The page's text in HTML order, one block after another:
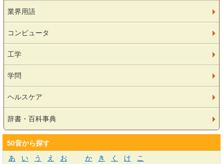
業界用語
コンピュータ
工学
学問
ヘルスケア
辞書・百科事典
50音から探す
あ
い う え お か き く け
こ